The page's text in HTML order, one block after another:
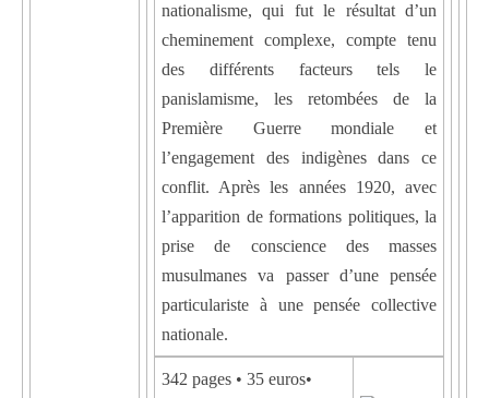
nationalisme, qui fut le résultat d’un
cheminement complexe, compte tenu
des différents facteurs tels le
panislamisme, les retombées de la
Première Guerre mondiale et
l’engagement des indigènes dans ce
conflit. Après les années 1920, avec
l’apparition de formations politiques, la
prise de conscience des masses
musulmanes va passer d’une pensée
particulariste à une pensée collective
nationale.
342 pages • 35 euros•